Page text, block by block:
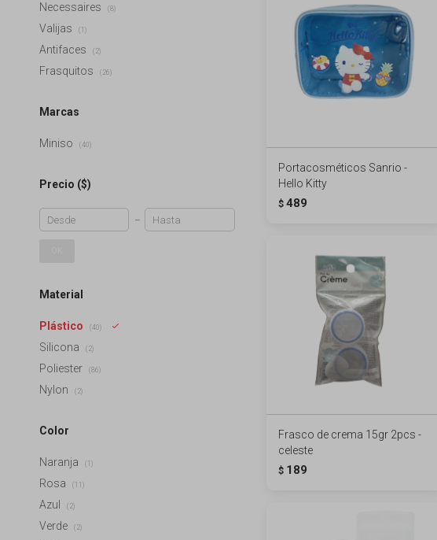
Portacosméticos Sanrio -
Hello Kitty
$ 489
Frasco de crema 15gr 2pcs -
celeste
$ 189
Necessaires (8)
Valijas (1)
Antifaces (2)
Frasquitos (26)
Marcas
Miniso (40)
Precio ($)
Material
Plástico (40)
Silicona (2)
Poliester (86)
Nylon (2)
Color
Naranja (1)
Rosa (11)
Azul (2)
Verde (2)